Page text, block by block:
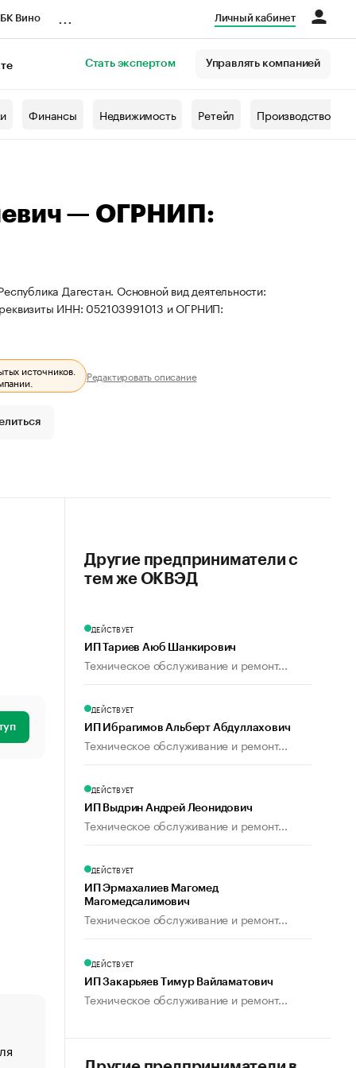
Вино Личный кабинет
Стать экспертом Управлять компанией
Финансы Недвижимость Ретейл Производство
— ОГРНИП:
Дагестан. Основной вид деятельности:
ИНН: 052103991013 и ОГРНИП:
источников.
Редактировать описание
Другие предприниматели с
тем же ОКВЭД
ДЕЙСТВУЕТ
ИП Тариев Аюб Шанкирович
Техническое обслуживание и ремонт...
ДЕЙСТВУЕТ
ИП Ибрагимов Альберт Абдуллахович
Техническое обслуживание и ремонт...
ДЕЙСТВУЕТ
ИП Выдрин Андрей Леонидович
Техническое обслуживание и ремонт...
ДЕЙСТВУЕТ
ИП Эрмахалиев Магомед
Магомедсалимович
Техническое обслуживание и ремонт...
ДЕЙСТВУЕТ
ИП Закарьяев Тимур Вайламатович
Техническое обслуживание и ремонт...